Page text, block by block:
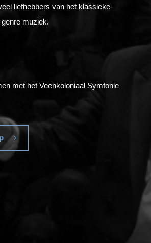
liefhebbers van het klassieke-
muziek.
met het Veenkoloniaal Symfonie